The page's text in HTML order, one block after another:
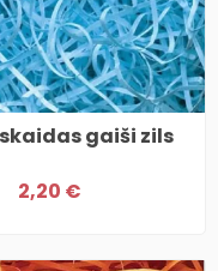
gaiši zils
2,20 €